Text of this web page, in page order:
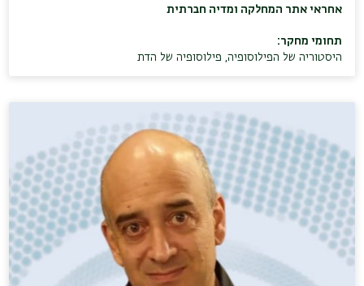
אחראי אתר המחלקה ומדיה חברתית
תחומי מחקר:
היסטוריה של הפילוסופיה, פילוסופיה של הדת